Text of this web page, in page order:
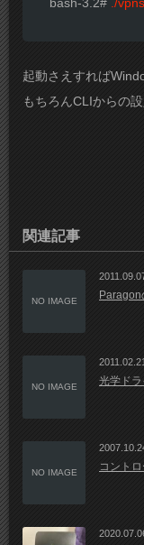
起動さえすれば
もちろんCLIからの設
関連記事
NO IMAGE Paragon
NO IMAGE
2011.02.21
光学ドラ
NO IMAGE コントロ